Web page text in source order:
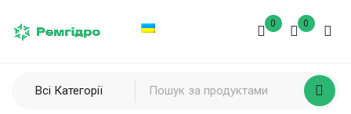
0 0